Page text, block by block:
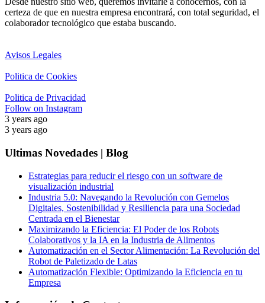
certeza de que en nuestra empresa encontrará, con total seguridad, el
colaborador tecnológico que estaba buscando.
Avisos Legales
Politica de Cookies
Politica de Privacidad
Follow on Instagram
3 years ago
3 years ago
Ultimas Novedades | Blog
Estrategias para reducir el riesgo con un software de
visualización industrial
Industria 5.0: Navegando la Revolución con Gemelos
Digitales, Sostenibilidad y Resiliencia para una Sociedad
Centrada en el Bienestar
Maximizando la Eficiencia: El Poder de los Robots
Colaborativos y la IA en la Industria de Alimentos
Automatización en el Sector Alimentación: La Revolución del
Robot de Paletizado de Latas
Automatización Flexible: Optimizando la Eficiencia en tu
Empresa